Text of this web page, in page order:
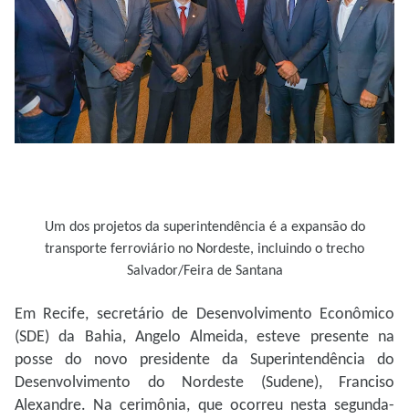
Um dos projetos da superintendência é a expansão do
transporte ferroviário no Nordeste, incluindo o trecho
Salvador/Feira de Santana
Em Recife, secretário de Desenvolvimento Econômico
(SDE) da Bahia, Angelo Almeida, esteve presente na
posse do novo presidente da Superintendência do
Desenvolvimento do Nordeste (Sudene), Franciso
Alexandre. Na cerimônia, que ocorreu nesta segunda-